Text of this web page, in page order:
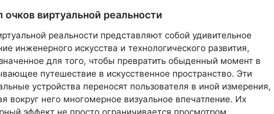
виртуальной реальности
реальности представляют собой удивительное
инженерного искусства и технологического развития,
для того, чтобы превратить обыденный момент в
путешествие в искусственное пространство. Эти
устройства переносят пользователя в иной измерения,
вокруг него многомерное визуальное впечатление. Их
эффект не просто ограничивается просмотром,